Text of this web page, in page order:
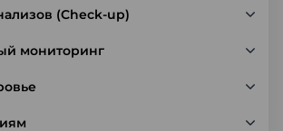
(Check-up)
мониторинг